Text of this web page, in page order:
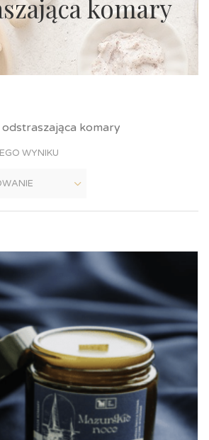
komary
komary
WYNIKU